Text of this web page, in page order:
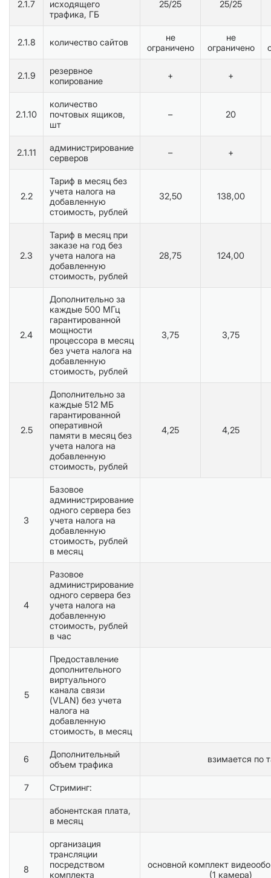
2.1.7
исходящего
трафика, ГБ
25/25 25/25
2.1.8 количество сайтов
не
ограничено
не
ограничено
2.1.9
резервное
копирование
+ +
2.1.10
количество
почтовых ящиков,
шт
– 20
2.1.11
администрирование
серверов
– +
2.2
Тариф в месяц без
учета налога на
добавленную
стоимость, рублей
32,50 138,00
2.3
Тариф в месяц при
заказе на год без
учета налога на
добавленную
стоимость, рублей
28,75 124,00
2.4
Дополнительно за
каждые 500 МГц
гарантированной
мощности
процессора в месяц
без учета налога на
добавленную
стоимость, рублей
3,75 3,75
2.5
Дополнительно за
каждые 512 МБ
гарантированной
оперативной
памяти в месяц без
учета налога на
добавленную
стоимость, рублей
4,25 4,25
3
Базовое
администрирование
одного сервера без
учета налога на
добавленную
стоимость, рублей
в месяц
4
Разовое
администрирование
одного сервера без
учета налога на
добавленную
стоимость, рублей
в час
5
Предоставление
дополнительного
виртуального
канала связи
(VLAN) без учета
налога на
добавленную
стоимость, в месяц
6
Дополнительный
объем трафика
взимается по
7 Стриминг:
абонентская плата,
в месяц
8
организация
трансляции
посредством
комплекта
основной комплект
(1 камера)